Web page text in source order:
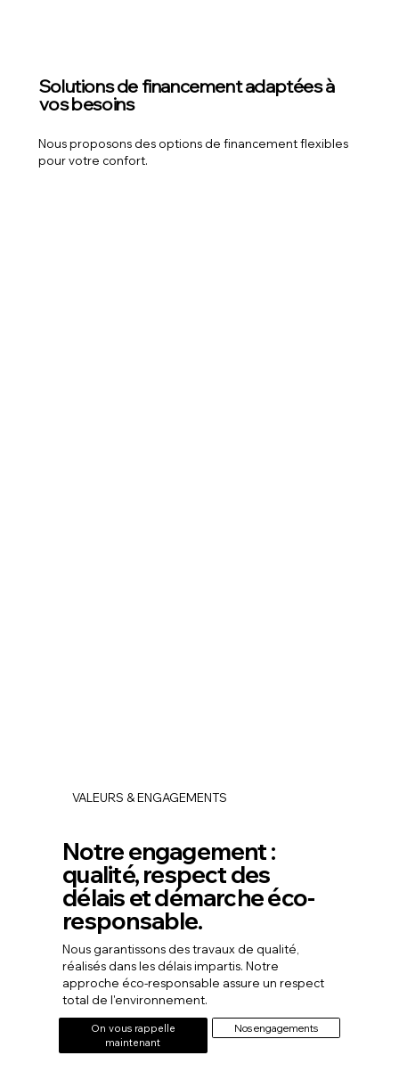
Solutions de financement adaptées à
vos besoins
Nous proposons des options de financement flexibles
pour votre confort.
VALEURS & ENGAGEMENTS
Notre engagement :
qualité, respect des
délais et démarche éco-
responsable.
Nous garantissons des travaux de qualité,
réalisés dans les délais impartis. Notre
approche éco-responsable assure un respect
total de l'environnement.
On vous rappelle
maintenant
Nos engagements